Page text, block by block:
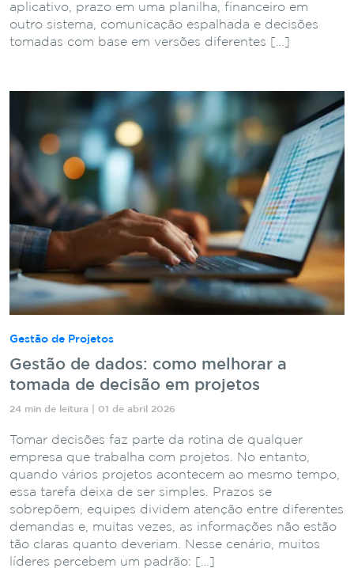
aplicativo, prazo em uma planilha, financeiro em
outro sistema, comunicação espalhada e decisões
tomadas com base em versões diferentes […]
Gestão de Projetos
Gestão de dados: como melhorar a
tomada de decisão em projetos
24 min de leitura | 01 de abril 2026
Tomar decisões faz parte da rotina de qualquer
empresa que trabalha com projetos. No entanto,
quando vários projetos acontecem ao mesmo tempo,
essa tarefa deixa de ser simples. Prazos se
sobrepõem, equipes dividem atenção entre diferentes
demandas e, muitas vezes, as informações não estão
tão claras quanto deveriam. Nesse cenário, muitos
líderes percebem um padrão: […]